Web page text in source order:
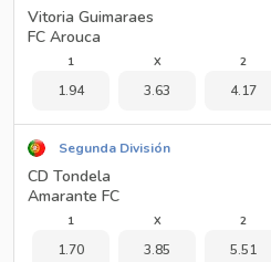
Vitoria Guimaraes
FC Arouca
1
1.94
X
3.63
2
4.17
Segunda División
CD Tondela
Amarante FC
1
1.70
X
3.85
2
5.51